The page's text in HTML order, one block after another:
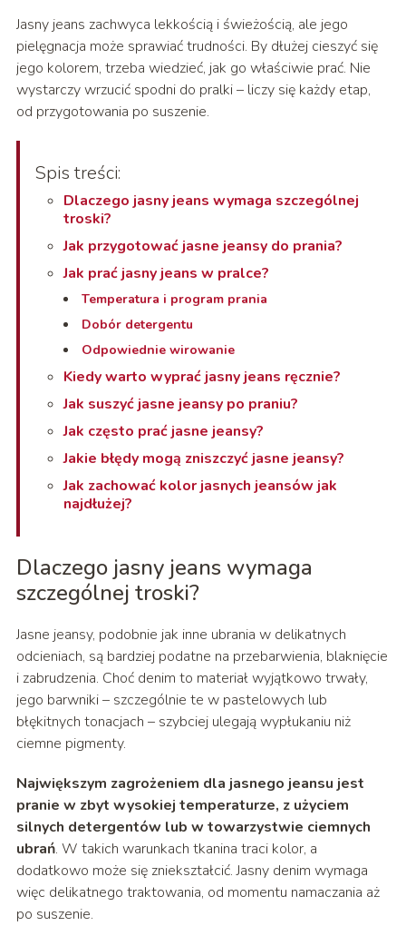
Jasny jeans zachwyca lekkością i świeżością, ale jego
pielęgnacja może sprawiać trudności. By dłużej cieszyć się
jego kolorem, trzeba wiedzieć, jak go właściwie prać. Nie
wystarczy wrzucić spodni do pralki – liczy się każdy etap,
od przygotowania po suszenie.
Spis treści:
Dlaczego jasny jeans wymaga szczególnej
troski?
Jak przygotować jasne jeansy do prania?
Jak prać jasny jeans w pralce?
Temperatura i program prania
Dobór detergentu
Odpowiednie wirowanie
Kiedy warto wyprać jasny jeans ręcznie?
Jak suszyć jasne jeansy po praniu?
Jak często prać jasne jeansy?
Jakie błędy mogą zniszczyć jasne jeansy?
Jak zachować kolor jasnych jeansów jak
najdłużej?
Dlaczego jasny jeans wymaga
szczególnej troski?
Jasne jeansy, podobnie jak inne ubrania w delikatnych
odcieniach, są bardziej podatne na przebarwienia, blaknięcie
i zabrudzenia. Choć denim to materiał wyjątkowo trwały,
jego barwniki – szczególnie te w pastelowych lub
błękitnych tonacjach – szybciej ulegają wypłukaniu niż
ciemne pigmenty.
Największym zagrożeniem dla jasnego jeansu jest
pranie w zbyt wysokiej temperaturze, z użyciem
silnych detergentów lub w towarzystwie ciemnych
ubrań. W takich warunkach tkanina traci kolor, a
dodatkowo może się zniekształcić. Jasny denim wymaga
więc delikatnego traktowania, od momentu namaczania aż
po suszenie.